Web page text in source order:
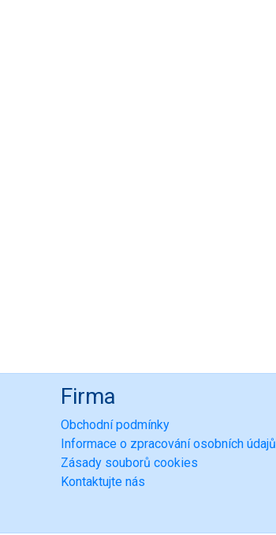
Firma
Obchodní podmínky
Informace o zpracování osobních údajů
Zásady souborů cookies
Kontaktujte nás